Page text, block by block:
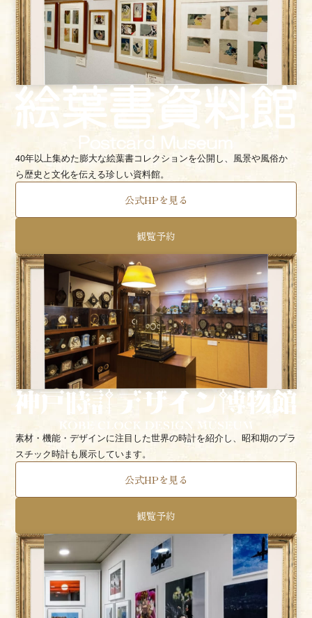
40年以上集めた膨大な絵葉書コレクションを公開し、 風景や風俗か
ら歴史と文化を伝える珍しい資料館。
公式HPを見る
観覧予約
素材・機能・デザインに注目した世界の時計を紹介し、昭和期のプラ
スチック時計も展示しています。
公式HPを見る
観覧予約